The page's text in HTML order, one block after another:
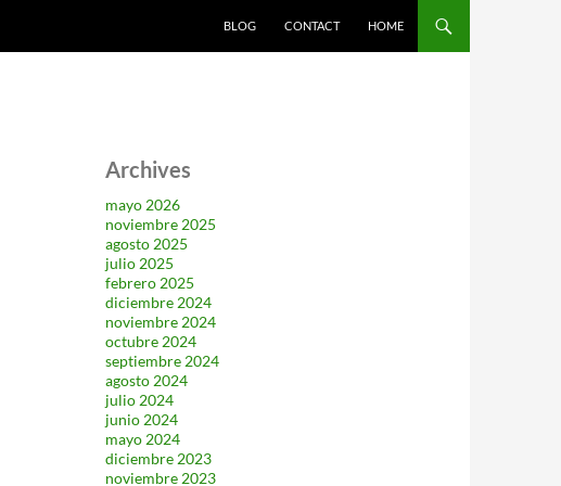
BLOG
CONTACT HOME
Archives
mayo 2026
noviembre 2025
agosto 2025
julio 2025
febrero 2025
diciembre 2024
noviembre 2024
octubre 2024
septiembre 2024
agosto 2024
julio 2024
junio 2024
mayo 2024
diciembre 2023
noviembre 2023